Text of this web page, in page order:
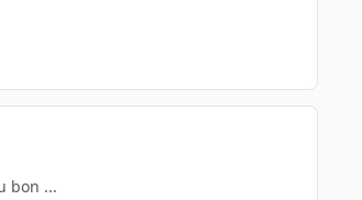
bon ...